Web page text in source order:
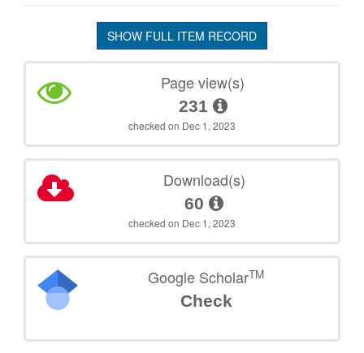
SHOW FULL ITEM RECORD
Page view(s)
231
checked on Dec 1, 2023
Download(s)
60
checked on Dec 1, 2023
Google ScholarTM
Check